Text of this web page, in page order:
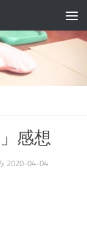
感想
2020-04-04